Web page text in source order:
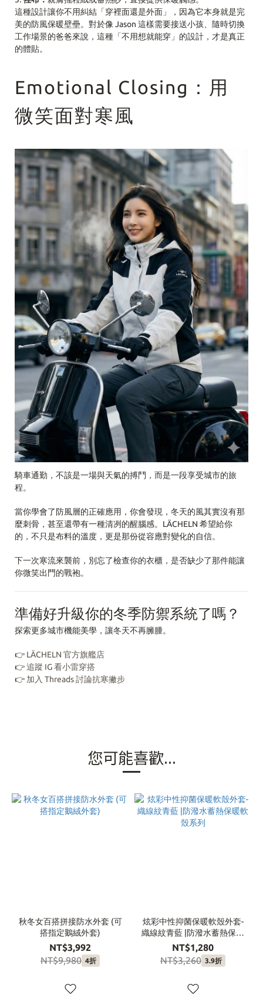
這種設計讓你不用糾結「穿裡面還是外面」，因為它本身就是完
美的防風保暖壁壘。對於像 Jason 這樣需要接送小孩、隨時切換
工作場景的爸爸來說，這種「不用想就能穿」的設計，才是真正
的體貼。
Emotional Closing：用
微笑面對寒風
騎車通勤，不該是一場與天氣的搏鬥，而是一段享受城市的旅
程。
當你學會了防風層的正確應用，你會發現，冬天的風其實沒有那
麼刺骨，甚至還帶有一種清冽的醒腦感。LÄCHELN 希望給你
的，不只是布料的溫度，更是那份從容應對變化的自信。
下一次寒流來襲前，別忘了檢查你的衣櫃，是否缺少了那件能讓
你微笑出門的戰袍。
準備好升級你的冬季防禦系統了嗎？
探索更多城市機能美學，讓冬天不再臃腫。
👉 LÄCHELN 官方旗艦店
👉追蹤 IG 看小雷穿搭
👉 加入 Threads 討論抗寒撇步
您可能喜歡...
秋冬女百搭拼接防水外套 (可
搭指定鵝絨外套)
NT$3,992
NT$9,980 4折
炫彩中性抑菌保暖軟殼外套-
織線紋青藍 |防潑水蓄熱保暖
軟殼系列
NT$1,280
NT$3,260 3.9折